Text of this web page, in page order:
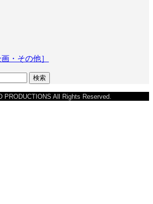
・その他］
PRODUCTIONS All Rights Reserved.